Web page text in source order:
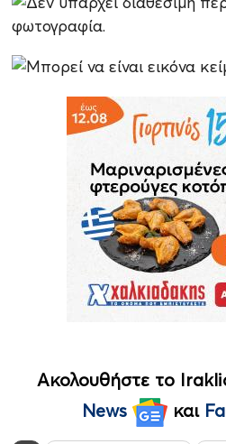
Ακολουθήστε το
News
και